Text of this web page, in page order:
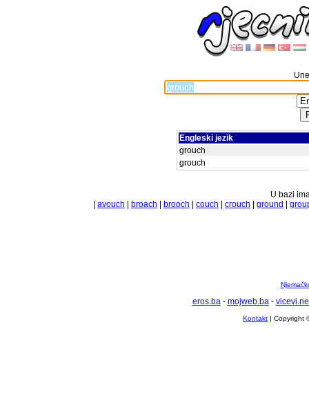
Engleski jezik
grouch
grouch
U bazi
avouch broach brooch couch crouch ground
eros.ba- mojweb.ba-
Kontakt | Copyright